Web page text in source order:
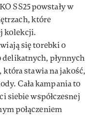
SS25 powstały w
które
kolekcji.
się torebki o
płynnych
stawia na jakość,
Cała kampania to
siebie współczesnej
połączeniem